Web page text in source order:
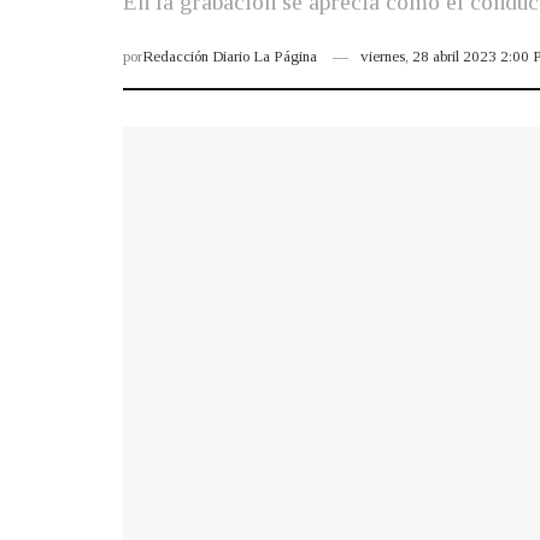
porRedacción Diario La Página viernes, 28 abril 2023 2:00